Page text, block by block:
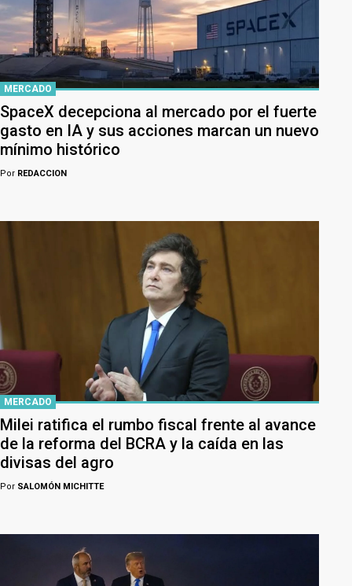
MERCADO
SpaceX decepciona al mercado por el fuerte
gasto en IA y sus acciones marcan un nuevo
mínimo histórico
Por REDACCION
MERCADO
Milei ratifica el rumbo fiscal frente al avance
de la reforma del BCRA y la caída en las
divisas del agro
Por SALOMÓN MICHITTE